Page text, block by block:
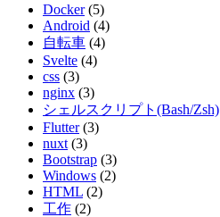
Docker (5)
Android (4)
自転車 (4)
Svelte (4)
css (3)
nginx (3)
シェルスクリプト(Bash/Zsh)
Flutter (3)
nuxt (3)
Bootstrap (3)
Windows (2)
HTML (2)
工作 (2)